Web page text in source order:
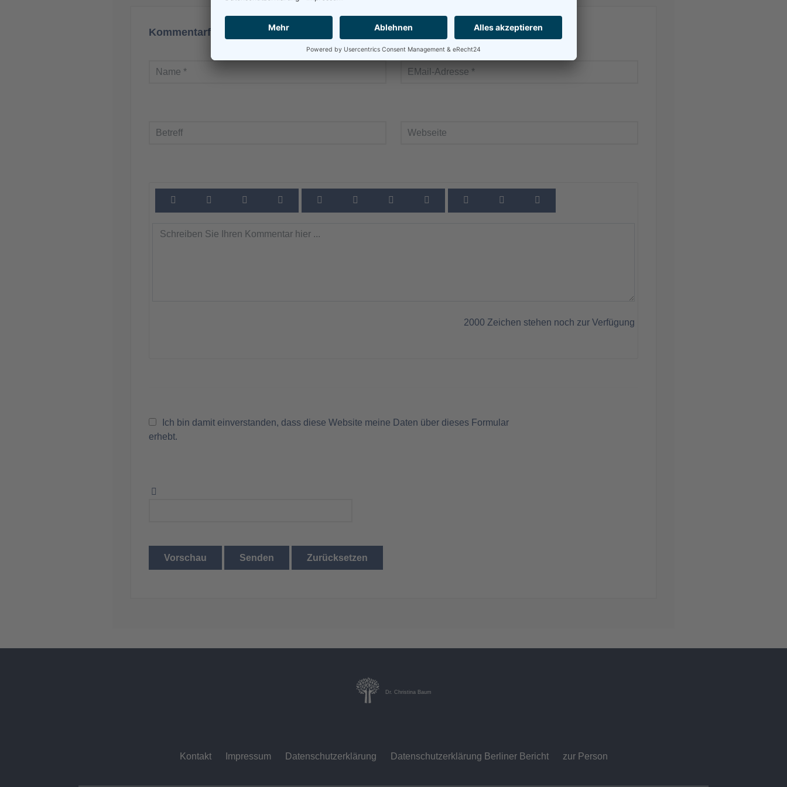
Kommentarformular ausblenden
2000 Zeichen stehen noch zur Verfügung
Ich bin damit einverstanden, dass diese Website meine Daten über dieses Formular
erhebt.
Vorschau Senden Zurücksetzen
Dr. Christina Baum
Kontakt Impressum Datenschutzerklärung Datenschutzerklärung Berliner Bericht zur Person